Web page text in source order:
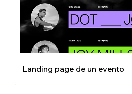
Landing page de un evento